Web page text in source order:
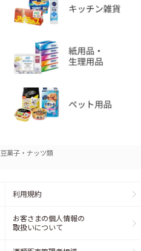
豆菓子・ナッツ類
利用規約
お客さまの個人情報の
取扱いについて